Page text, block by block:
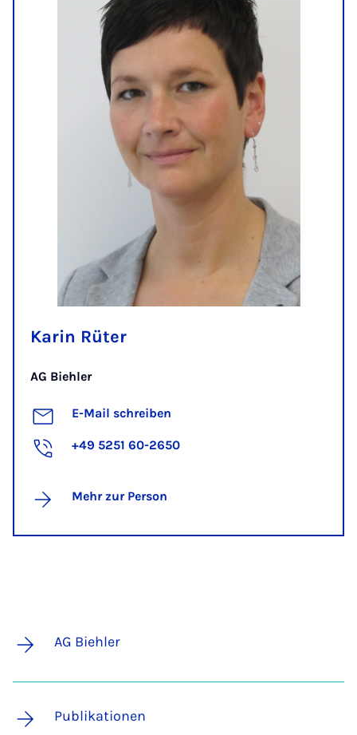
Karin Rüter
AG Biehler
E-Mail schreiben
+49 5251 60-2650
Mehr zur Person
AG Biehler
Publikationen